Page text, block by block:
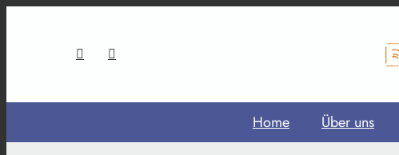
Home Über uns